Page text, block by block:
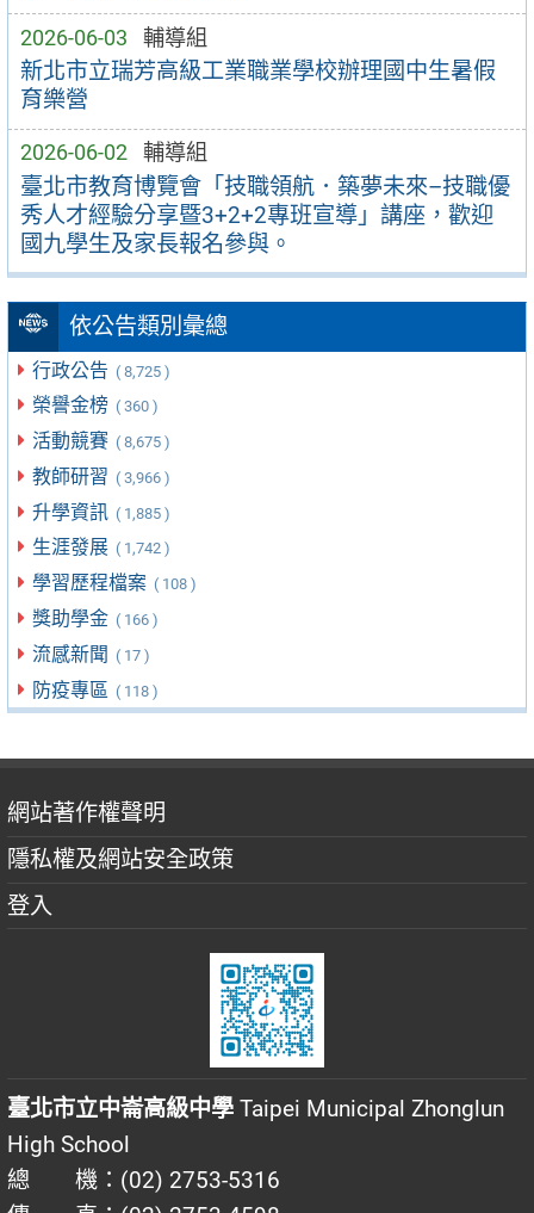
2026-06-03 輔導組
新北市立瑞芳高級工業職業學校辦理國中生暑假
育樂營
2026-06-02 輔導組
臺北市教育博覽會「技職領航．築夢未來–技職優
秀人才經驗分享暨3+2+2專班宣導」講座，歡迎
國九學生及家長報名參與。
依公告類別彙總
行政公告 ( 8,725 )
榮譽金榜 ( 360 )
活動競賽 ( 8,675 )
教師研習 ( 3,966 )
升學資訊 ( 1,885 )
生涯發展 ( 1,742 )
學習歷程檔案 ( 108 )
獎助學金 ( 166 )
流感新聞 ( 17 )
防疫專區 ( 118 )
網站著作權聲明
隱私權及網站安全政策
登入
臺北市立中崙高級中學 Taipei Municipal Zhonglun
High School
總 機：(02) 2753-5316